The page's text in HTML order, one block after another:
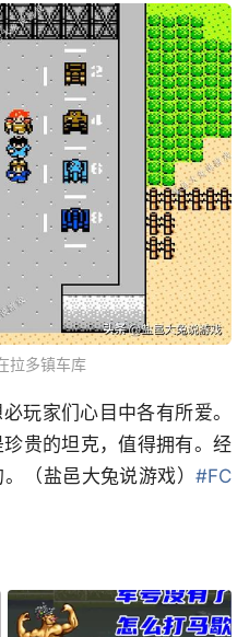
拉多镇车库
玩家们心目中各有所爱。
贵的坦克，值得拥有。经
（盐邑大兔说游戏） #FC